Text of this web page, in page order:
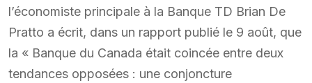
l’économiste principale à la Banque TD Brian De
Pratto a écrit, dans un rapport publié le 9 août, que
la « Banque du Canada était coincée entre deux
tendances opposées : une conjoncture